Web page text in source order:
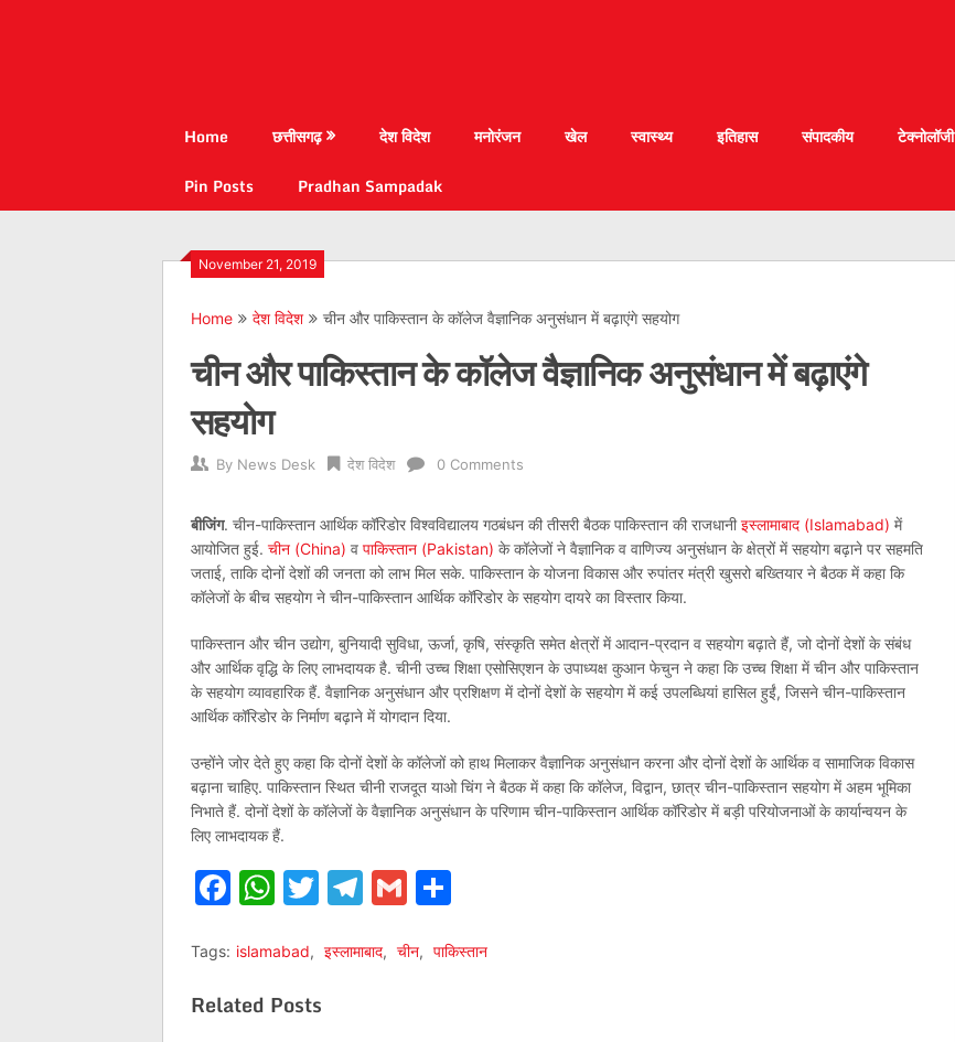
Home छत्तीसगढ़ देश विदेश मनोरंजन खेल स्वास्थ्य इतिहास संपादकीय टेक्नोलॉजी
Pin Posts
Pradhan Sampadak
November 21, 2019
Home देश विदेश चीन और पाकिस्तान के कॉलेज वैज्ञानिक अनुसंधान में बढ़ाएंगे सहयोग
चीन और पाकिस्तान के कॉलेज वैज्ञानिक अनुसंधान में बढ़ाएंगे
सहयोग
By News Desk देश विदेश 0 Comments
बीजिंग. चीन-पाकिस्तान आर्थिक कॉरिडोर विश्वविद्यालय गठबंधन की तीसरी बैठक पाकिस्तान की राजधानीइस्लामाबाद (Islamabad) में
आयोजित हुई. चीन (China) व पाकिस्तान (Pakistan) के कॉलेजों ने वैज्ञानिक व वाणिज्य अनुसंधान के क्षेत्रों में सहयोग बढ़ाने पर सहमति
जताई, ताकि दोनों देशों की जनता को लाभ मिल सके. पाकिस्तान के योजना विकास और रुपांतर मंत्री खुसरो बख्तियार ने बैठक में कहा कि
कॉलेजों के बीच सहयोग ने चीन-पाकिस्तान आर्थिक कॉरिडोर के सहयोग दायरे का विस्तार किया.
पाकिस्तान और चीन उद्योग, बुनियादी सुविधा, ऊर्जा, कृषि, संस्कृति समेत क्षेत्रों में आदान-प्रदान व सहयोग बढ़ाते हैं, जो दोनों देशों के संबंध
और आर्थिक वृद्धि के लिए लाभदायक है. चीनी उच्च शिक्षा एसोसिएशन के उपाध्यक्ष कुआन फेचुन ने कहा कि उच्च शिक्षा में चीन और पाकिस्तान
के सहयोग व्यावहारिक हैं. वैज्ञानिक अनुसंधान और प्रशिक्षण में दोनों देशों के सहयोग में कई उपलब्धियां हासिल हुईं, जिसने चीन-पाकिस्तान
आर्थिक कॉरिडोर के निर्माण बढ़ाने में योगदान दिया.
उन्होंने जोर देते हुए कहा कि दोनों देशों के कॉलेजों को हाथ मिलाकर वैज्ञानिक अनुसंधान करना और दोनों देशों के आर्थिक व सामाजिक विकास
बढ़ाना चाहिए. पाकिस्तान स्थित चीनी राजदूत याओ चिंग ने बैठक में कहा कि कॉलेज, विद्वान, छात्र चीन-पाकिस्तान सहयोग में अहम भूमिका
निभाते हैं. दोनों देशों के कॉलेजों के वैज्ञानिक अनुसंधान के परिणाम चीन-पाकिस्तान आर्थिक कॉरिडोर में बड़ी परियोजनाओं के कार्यान्वयन के
लिए लाभदायक हैं.
Facebook
WhatsApp
Twitter
Telegram
Gmail
Tags: islamabad, इस्लामाबाद, चीन, पाकिस्तान
Related Posts